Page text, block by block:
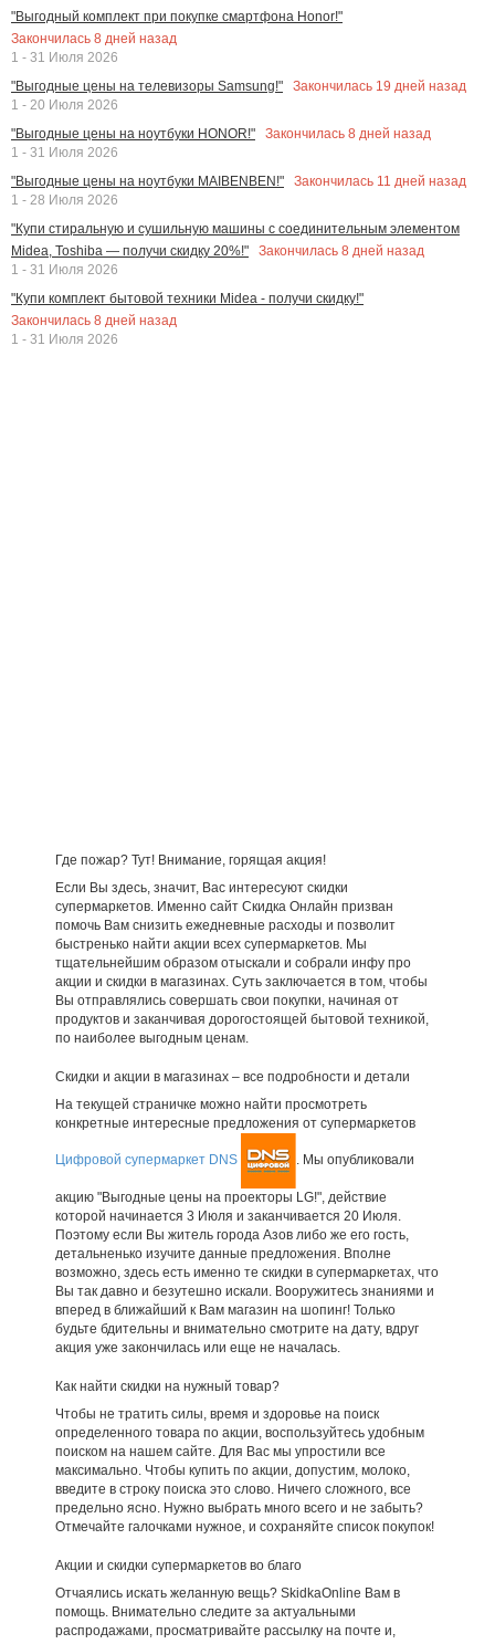
"Выгодный комплект при покупке смартфона Honor!"
Закончилась 8 дней назад
1 - 31 Июля 2026
"Выгодные цены на телевизоры Samsung!"
Закончилась 19 дней назад
1 - 20 Июля 2026
"Выгодные цены на ноутбуки HONOR!"
Закончилась 8 дней назад
1 - 31 Июля 2026
"Выгодные цены на ноутбуки MAIBENBEN!"
Закончилась 11 дней назад
1 - 28 Июля 2026
"Купи стиральную и сушильную машины с соединительным элементом
Midea, Toshiba — получи скидку 20%!"
Закончилась 8 дней назад
1 - 31 Июля 2026
"Купи комплект бытовой техники Midea - получи скидку!"
Закончилась 8 дней назад
1 - 31 Июля 2026
Где пожар? Тут! Внимание, горящая акция!
Если Вы здесь, значит, Вас интересуют скидки
супермаркетов. Именно сайт Скидка Онлайн призван
помочь Вам снизить ежедневные расходы и позволит
быстренько найти акции всех супермаркетов. Мы
тщательнейшим образом отыскали и собрали инфу про
акции и скидки в магазинах. Суть заключается в том, чтобы
Вы отправлялись совершать свои покупки, начиная от
продуктов и заканчивая дорогостоящей бытовой техникой,
по наиболее выгодным ценам.
Скидки и акции в магазинах – все подробности и детали
На текущей страничке можно найти просмотреть
конкретные интересные предложения от супермаркетов
Цифровой супермаркет DNS . Мы опубликовали
акцию "Выгодные цены на проекторы LG!", действие
которой начинается 3 Июля и заканчивается 20 Июля.
Поэтому если Вы житель города Азов либо же его гость,
детальненько изучите данные предложения. Вполне
возможно, здесь есть именно те скидки в супермаркетах, что
Вы так давно и безутешно искали. Вооружитесь знаниями и
вперед в ближайший к Вам магазин на шопинг! Только
будьте бдительны и внимательно смотрите на дату, вдруг
акция уже закончилась или еще не началась.
Как найти скидки на нужный товар?
Чтобы не тратить силы, время и здоровье на поиск
определенного товара по акции, воспользуйтесь удобным
поиском на нашем сайте. Для Вас мы упростили все
максимально. Чтобы купить по акции, допустим, молоко,
введите в строку поиска это слово. Ничего сложного, все
предельно ясно. Нужно выбрать много всего и не забыть?
Отмечайте галочками нужное, и сохраняйте список покупок!
Акции и скидки супермаркетов во благо
Отчаялись искать желанную вещь? SkidkaOnline Вам в
помощь. Внимательно следите за актуальными
распродажами, просматривайте рассылку на почте и,